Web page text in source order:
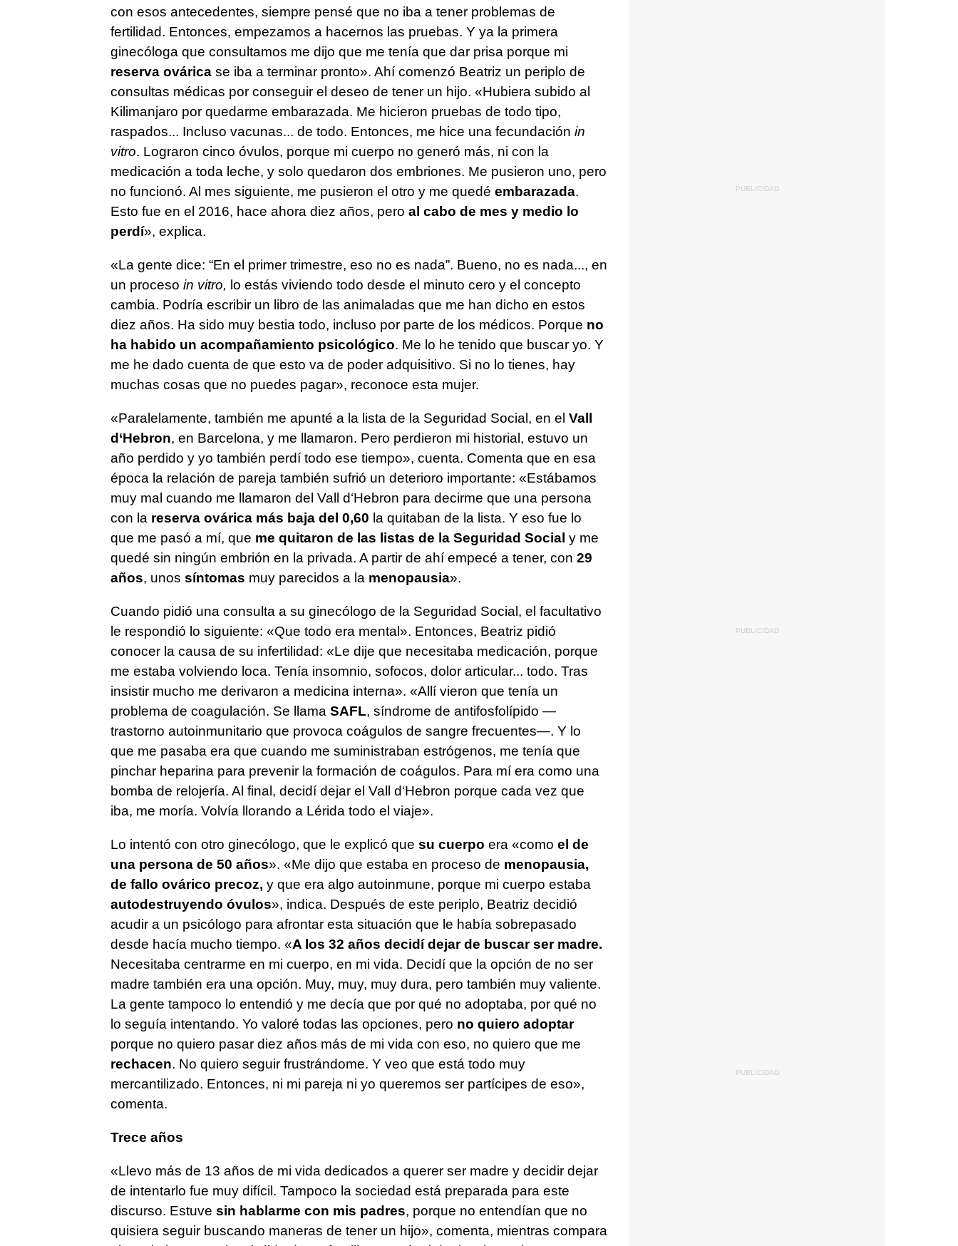
con esos antecedentes, siempre pensé que no iba a tener problemas de
fertilidad. Entonces, empezamos a hacernos las pruebas. Y ya la primera
ginecóloga que consultamos me dijo que me tenía que dar prisa porque mi
reserva ováricase iba a terminar pronto». Ahí comenzó Beatriz un periplo de
consultas médicas por conseguir el deseo de tener un hijo. «Hubiera subido al
Kilimanjaro por quedarme embarazada. Me hicieron pruebas de todo tipo,
raspados... Incluso vacunas... de todo. Entonces, me hice una fecundación in
vitro. Lograron cinco óvulos, porque mi cuerpo no generó más, ni con la
medicación a toda leche, y solo quedaron dos embriones. Me pusieron uno, pero
no funcionó. Al mes siguiente, me pusieron el otro y me quedé embarazada.
Esto fue en el 2016, hace ahora diez años, pero al cabo de mes y medio lo
perdí», explica.
«La gente dice: “En el primer trimestre, eso no es nada”. Bueno, no es nada..., en
un proceso in vitro, lo estás viviendo todo desde el minuto cero y el concepto
cambia. Podría escribir un libro de las animaladas que me han dicho en estos
diez años. Ha sido muy bestia todo, incluso por parte de los médicos. Porque no
ha habido un acompañamiento psicológico. Me lo he tenido que buscar yo. Y
me he dado cuenta de que esto va de poder adquisitivo. Si no lo tienes, hay
muchas cosas que no puedes pagar», reconoce esta mujer.
«Paralelamente, también me apunté a la lista de la Seguridad Social, en el Vall
d‘Hebron, en Barcelona, y me llamaron. Pero perdieron mi historial, estuvo un
año perdido y yo también perdí todo ese tiempo», cuenta. Comenta que en esa
época la relación de pareja también sufrió un deterioro importante: «Estábamos
muy mal cuando me llamaron del Vall d‘Hebron para decirme que una persona
con la reserva ovárica más baja del 0,60 la quitaban de la lista. Y eso fue lo
que me pasó a mí, que me quitaron de las listas de la Seguridad Social y me
quedé sin ningún embrión en la privada. A partir de ahí empecé a tener, con 29
años, unos síntomas muy parecidos a la menopausia».
Cuando pidió una consulta a su ginecólogo de la Seguridad Social, el facultativo
le respondió lo siguiente: «Que todo era mental». Entonces, Beatriz pidió
conocer la causa de su infertilidad: «Le dije que necesitaba medicación, porque
me estaba volviendo loca. Tenía insomnio, sofocos, dolor articular... todo. Tras
insistir mucho me derivaron a medicina interna». «Allí vieron que tenía un
problema de coagulación. Se llama SAFL, síndrome de antifosfolípido —
trastorno autoinmunitario que provoca coágulos de sangre frecuentes—. Y lo
que me pasaba era que cuando me suministraban estrógenos, me tenía que
pinchar heparina para prevenir la formación de coágulos. Para mí era como una
bomba de relojería. Al final, decidí dejar el Vall d‘Hebron porque cada vez que
iba, me moría. Volvía llorando a Lérida todo el viaje».
Lo intentó con otro ginecólogo, que le explicó que su cuerpo era «como el de
una persona de 50 años». «Me dijo que estaba en proceso de menopausia,
de fallo ovárico precoz, y que era algo autoinmune, porque mi cuerpo estaba
autodestruyendo óvulos», indica. Después de este periplo, Beatriz decidió
acudir a un psicólogo para afrontar esta situación que le había sobrepasado
desde hacía mucho tiempo. «A los 32 años decidí dejar de buscar ser madre.
Necesitaba centrarme en mi cuerpo, en mi vida. Decidí que la opción de no ser
madre también era una opción. Muy, muy, muy dura, pero también muy valiente.
La gente tampoco lo entendió y me decía que por qué no adoptaba, por qué no
lo seguía intentando. Yo valoré todas las opciones, pero no quiero adoptar
porque no quiero pasar diez años más de mi vida con eso, no quiero que me
rechacen. No quiero seguir frustrándome. Y veo que está todo muy
mercantilizado. Entonces, ni mi pareja ni yo queremos ser partícipes de eso»,
comenta.
Trece años
«Llevo más de 13 años de mi vida dedicados a querer ser madre y decidir dejar
de intentarlo fue muy difícil. Tampoco la sociedad está preparada para este
discurso. Estuve sin hablarme con mis padres, porque no entendían que no
quisiera seguir buscando maneras de tener un hijo», comenta, mientras compara